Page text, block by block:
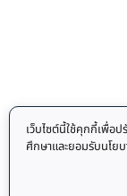
เว็บไซต์นี้ใช้คุกกี้เพื่อ
ศึกษาและยอมรับนโย